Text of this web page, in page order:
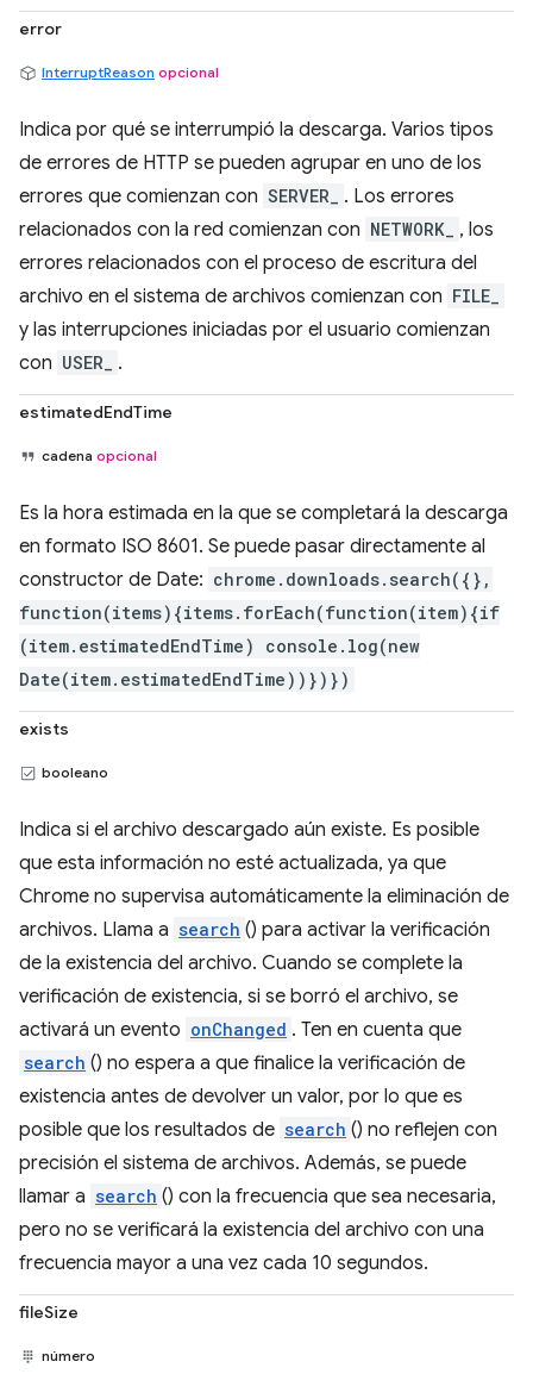
error
InterruptReason opcional
Indica por qué se interrumpió la descarga. Varios tipos
de errores de HTTP se pueden agrupar en uno de los
errores que comienzan con SERVER_
. Los errores
relacionados con la red comienzan con NETWORK_
, los
errores relacionados con el proceso de escritura del
archivo en el sistema de archivos comienzan con FILE_
y las interrupciones iniciadas por el usuario comienzan
con USER_ .
estimatedEndTime
cadena opcional
Es la hora estimada en la que se completará la descarga
en formato ISO 8601. Se puede pasar directamente al
constructor de Date: chrome.downloads.search({},
function(items){items.forEach(function(item){if
(item.estimatedEndTime) console.log(new
Date(item.estimatedEndTime))})})
exists
booleano
Indica si el archivo descargado aún existe. Es posible
que esta información no esté actualizada, ya que
Chrome no supervisa automáticamente la eliminación de
archivos. Llama a search () para activar la verificación
de la existencia del archivo. Cuando se complete la
verificación de existencia, si se borró el archivo, se
activará un evento onChanged . Ten en cuenta que
search () no espera a que finalice la verificación de
existencia antes de devolver un valor, por lo que es
posible que los resultados de search () no reflejen con
precisión el sistema de archivos. Además, se puede
llamar a search () con la frecuencia que sea necesaria,
pero no se verificará la existencia del archivo con una
frecuencia mayor a una vez cada 10 segundos.
fileSize
número